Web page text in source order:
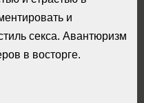
и
секса. Авантюризм
в восторге.